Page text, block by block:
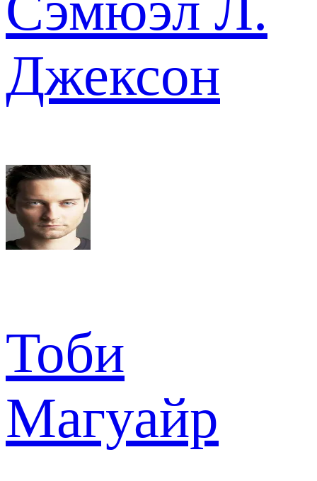
Джексон
Тоби
Магуайр